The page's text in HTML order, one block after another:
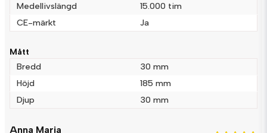
Medellivslängd
15.000 tim
CE-märkt
Ja
Mått
Bredd
30 mm
Höjd
185 mm
Djup
30 mm
Anna Maria